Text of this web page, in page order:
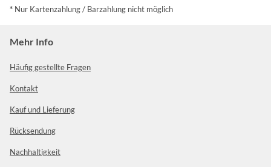
* Nur Kartenzahlung / Barzahlung nicht möglich
Mehr Info
Häufig gestellte Fragen
Kontakt
Kauf und Lieferung
Rücksendung
Nachhaltigkeit